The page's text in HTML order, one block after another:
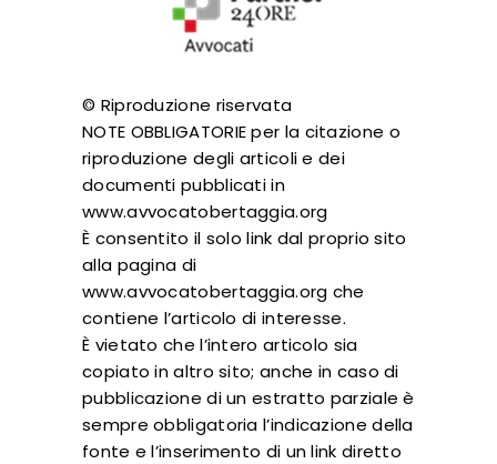
© Riproduzione riservata
NOTE OBBLIGATORIE per la citazione o
riproduzione degli articoli e dei
documenti pubblicati in
www.avvocatobertaggia.org
È consentito il solo link dal proprio sito
alla pagina di
www.avvocatobertaggia.org che
contiene l’articolo di interesse.
È vietato che l’intero articolo sia
copiato in altro sito; anche in caso di
pubblicazione di un estratto parziale è
sempre obbligatoria l’indicazione della
fonte e l’inserimento di un link diretto